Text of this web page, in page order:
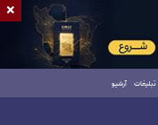
تبلیغات آرشیو
×